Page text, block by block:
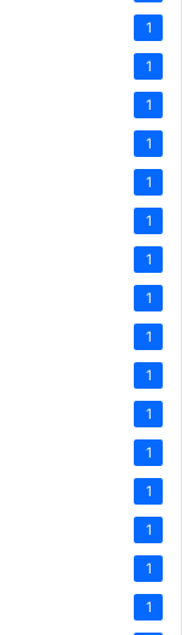
1
1
1
1
1
1
1
1
1
1
1
1
1
1
1
1